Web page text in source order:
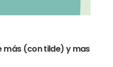
más (con tilde) y mas